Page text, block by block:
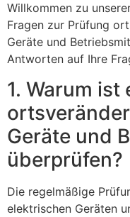
Willkommen zu
Fragen zur Prüfung
Geräte und
Antworten auf Ihre
1. Warum ist
Geräte und
überprüfen?
Die regelmäßige
elektrischen Geräten